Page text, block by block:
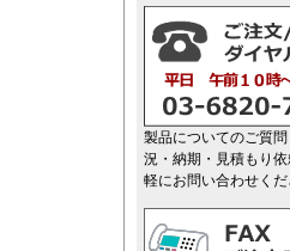
製品についてのご質
況・納期・見積もり
軽にお問い合わせくだ